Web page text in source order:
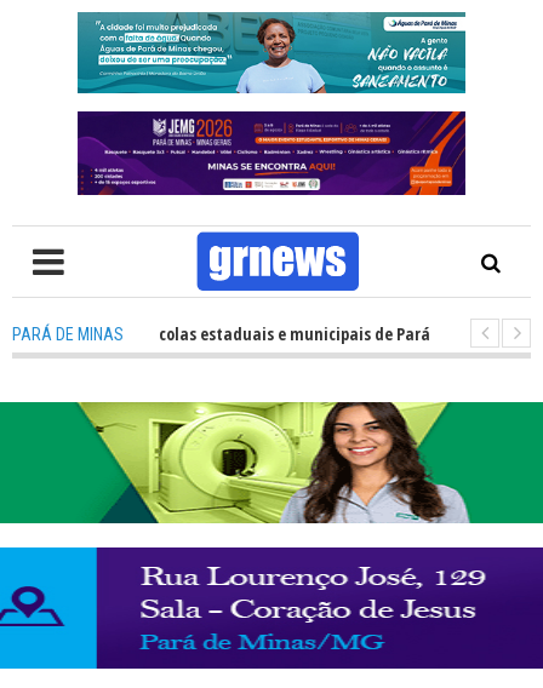
PARÁ DE MINASdas escolas estaduais e municipais de Pará de Minas no IDEB